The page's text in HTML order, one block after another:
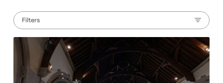
Filters